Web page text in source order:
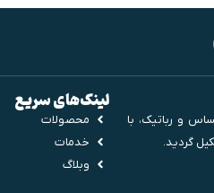
حساس و رباتیک، با
گردید.
لینک‌های سریع
محصولات
خدمات
وبلاگ